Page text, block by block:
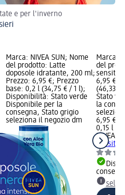
e per l'inverno
Marca: NIVEA SUN; Nome
del prodotto: Latte
doposole idratante, 200 ml;
Prezzo: 6,95 €; Prezzo
base: 0,2 l (34,75 € / 1 l);
Disponibilità: Stato verde
Disponibile per la
consegna, Stato grigio
seleziona il negozio dm
Marca:
del
6,95 €;
(46,33 €
Stato
la
6,95 €
0,15 l
NIVEA